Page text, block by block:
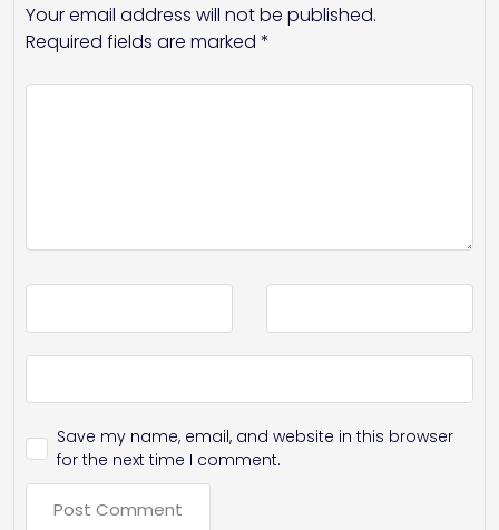
Your email address will not be published.
Required fields are marked *
Save my name, email, and website in this browser
for the next time I comment.